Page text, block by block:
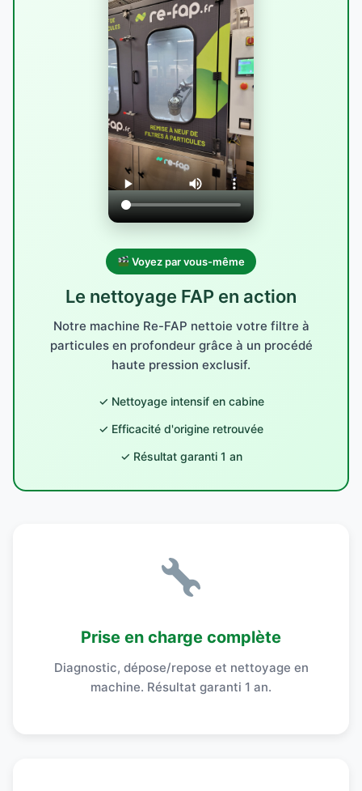
Voyez par vous-même
Le nettoyage FAP en action
Notre machine Re-FAP nettoie votre filtre à
particules en profondeur grâce à un procédé
haute pression exclusif.
✓ Nettoyage intensif en cabine
✓ Efficacité d'origine retrouvée
✓ Résultat garanti 1 an
Prise en charge complète
Diagnostic, dépose/repose et nettoyage en
machine. Résultat garanti 1 an.